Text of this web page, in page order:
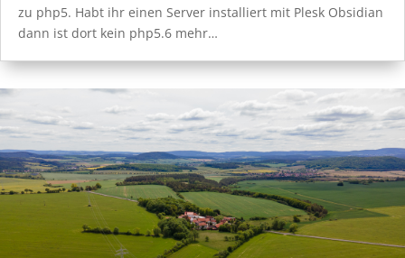
zu php5. Habt ihr einen Server installiert mit Plesk Obsidian
dann ist dort kein php5.6 mehr…